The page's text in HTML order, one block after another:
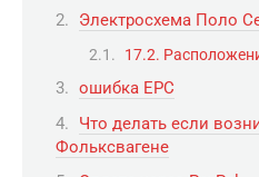
Электросхема Поло
17.2.
ошибка EPC
Что делать если
Фольксвагене